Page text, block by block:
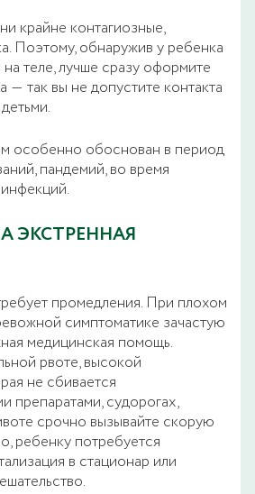
крайне контагиозные,
Поэтому, обнаружив у ребенка
теле, лучше сразу оформите
― так вы не допустите контакта
особенно обоснован в период
пандемий, во время
ЭКСТРЕННАЯ
промедления. При плохом
симптоматике зачастую
медицинская помощь.
рвоте, высокой
не сбивается
судорогах,
срочно вызывайте скорую
ребенку потребуется
в стационар или